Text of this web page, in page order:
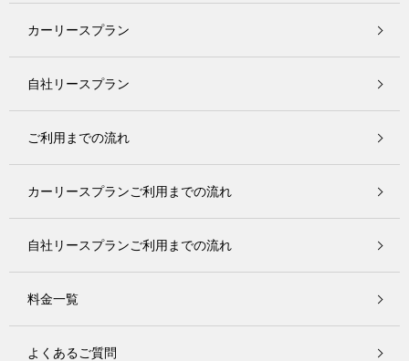
カーリースプラン
自社リースプラン
ご利用までの流れ
カーリースプランご利用までの流れ
自社リースプランご利用までの流れ
料金一覧
よくあるご質問